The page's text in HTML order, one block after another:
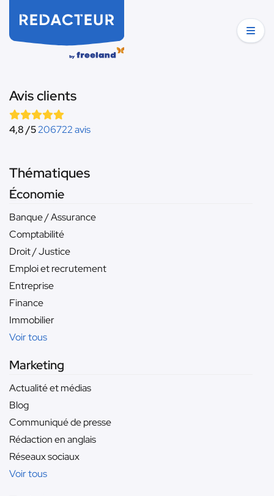
Avis clients
4,8 /5206722 avis
Thématiques
Économie
Banque / Assurance
Comptabilité
Droit / Justice
Emploi et recrutement
Entreprise
Finance
Immobilier
Voir tous
Marketing
Actualité et médias
Blog
Communiqué de presse
Rédaction en anglais
Réseaux sociaux
Voir tous